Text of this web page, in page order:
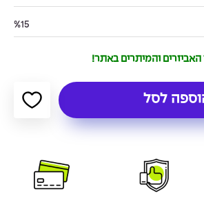
%15
האביזרים והמיתרים באתר!
לסל